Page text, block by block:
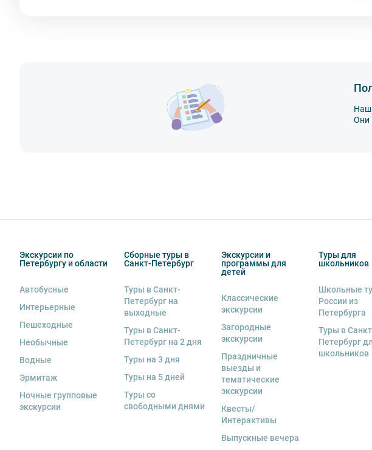
Они
Экскурсии по
Петербургу и области
Автобусные
Интерьерные
Пешеходные
Необычные
Водные
Эрмитаж
Ночные групповые
экскурсии
Сборные туры в
Санкт-Петербург
Туры в Санкт-
Петербург на
выходные
Туры в Санкт-
Петербург на 2 дня
Туры на 3 дня
Туры на 5 дней
Туры со
свободными днями
Экскурсии и
программы для
детей
Классические
экскурсии
Загородные
экскурсии
Праздничные
выезды и
тематические
экскурсии
Квесты/
Интерактивы
Выпускные вечера
Туры для
школьников
Школьные
России из
Петербурга
Туры в
Петербург
школьников